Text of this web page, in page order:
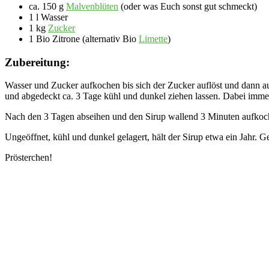
ca. 150 g Malvenblüten (oder was Euch sonst gut schmeckt)
1 l Wasser
1 kg Zucker
1 Bio Zitrone (alternativ Bio Limette)
Zubereitung:
Wasser und Zucker aufkochen bis sich der Zucker auflöst und
und abgedeckt ca. 3 Tage kühl und dunkel ziehen lassen. Dabei
Nach den 3 Tagen abseihen und den Sirup wallend 3 Minuten
Ungeöffnet, kühl und dunkel gelagert, hält der Sirup etwa ein Jahr.
Prösterchen!